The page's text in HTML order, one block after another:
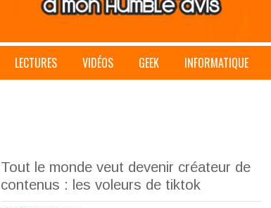
LECTURES VIDÉOS GEEK INFORMATIQUE
Tout le monde veut devenir créateur de
contenus : les voleurs de tiktok